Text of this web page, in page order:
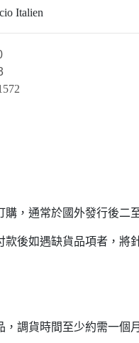
Italien
購，通常於國外發行後二
款後如遇缺貨品項者，將
，調貨時間至少約需一個